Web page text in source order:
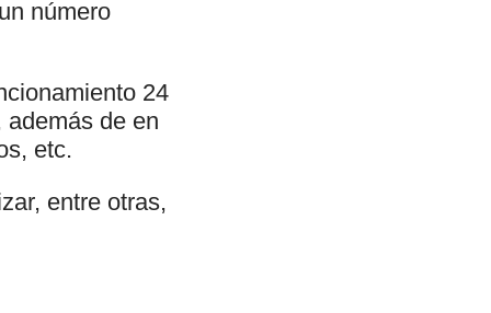
número
24
de en
etc.
entre otras,